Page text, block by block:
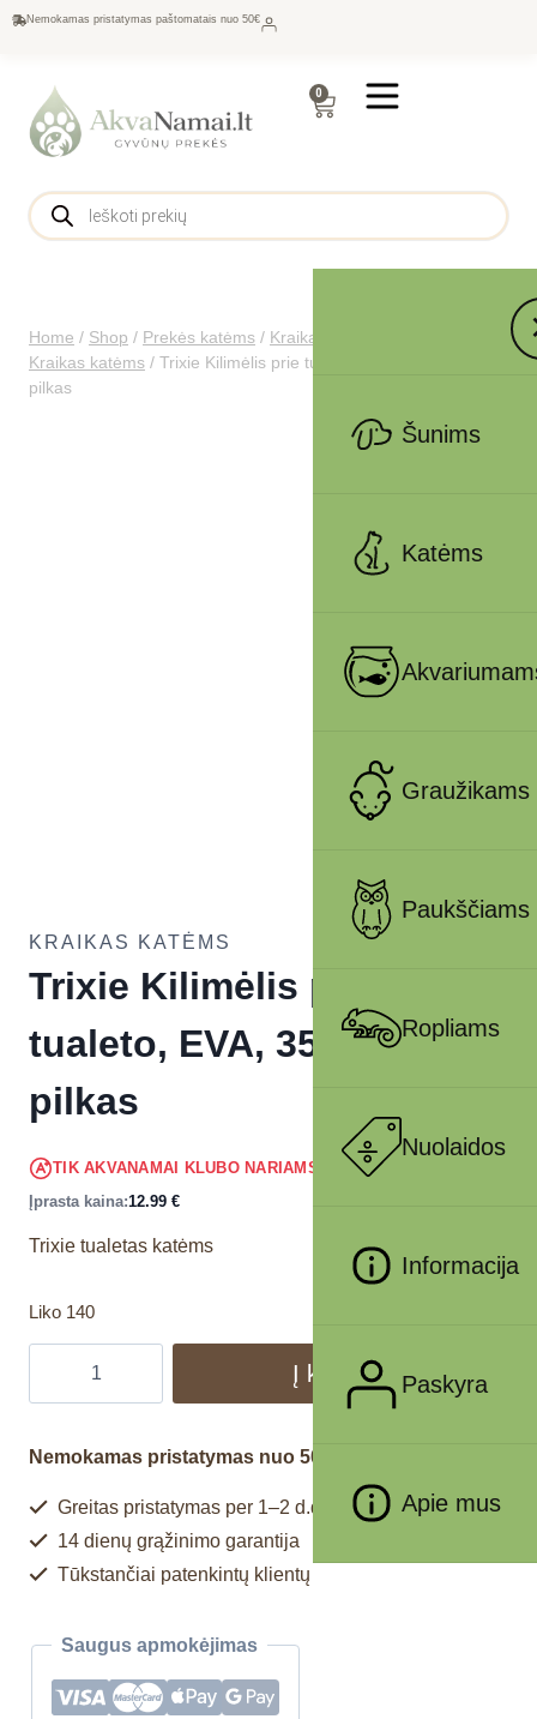
Nemokamas pristatymas paštomatais nuo 50€
0
Šunims
Katėms
Graužikams
Paukščiams
Ropliams
Nuolaidos
Informacija
Paskyra
Apie mus
Home / Shop / Prekės katėms / Kraikas ir tualetai katėms
Kraikas katėms / Trixie Kilimėlis prie tualeto, EVA, 35x45cm,
pilkas
KRAIKAS KATĖMS
Trixie Kilimėlis prie
tualeto, EVA, 35x45cm,
pilkas
TIK AKVANAMAI KLUBO NARIAMS 12.34
Įprasta kaina:12.99 €
Trixie tualetas katėms
Liko 140
Į krepšelį
Nemokamas pristatymas nuo 50€
Greitas pristatymas per 1–2 d.d.
14 dienų grąžinimo garantija
Tūkstančiai patenkintų klientų
Saugus apmokėjimas